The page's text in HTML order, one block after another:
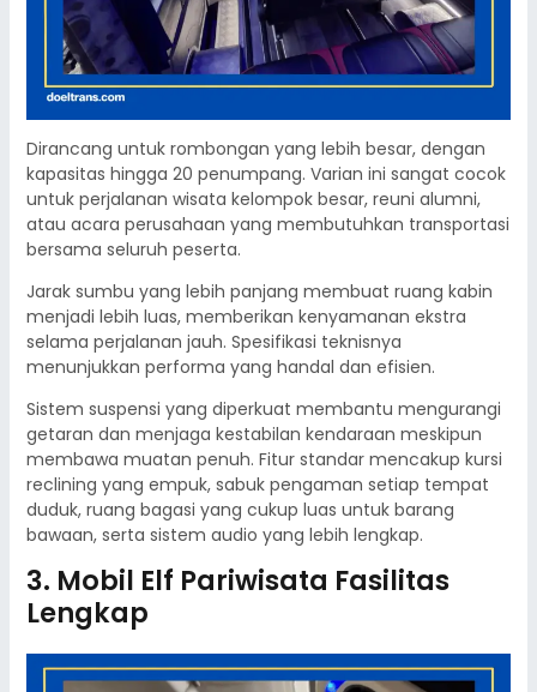
Dirancang untuk rombongan yang lebih besar, dengan
kapasitas hingga 20 penumpang. Varian ini sangat cocok
untuk perjalanan wisata kelompok besar, reuni alumni,
atau acara perusahaan yang membutuhkan transportasi
bersama seluruh peserta.
Jarak sumbu yang lebih panjang membuat ruang kabin
menjadi lebih luas, memberikan kenyamanan ekstra
selama perjalanan jauh. Spesifikasi teknisnya
menunjukkan performa yang handal dan efisien.
Sistem suspensi yang diperkuat membantu mengurangi
getaran dan menjaga kestabilan kendaraan meskipun
membawa muatan penuh. Fitur standar mencakup kursi
reclining yang empuk, sabuk pengaman setiap tempat
duduk, ruang bagasi yang cukup luas untuk barang
bawaan, serta sistem audio yang lebih lengkap.
3. Mobil Elf Pariwisata Fasilitas
Lengkap